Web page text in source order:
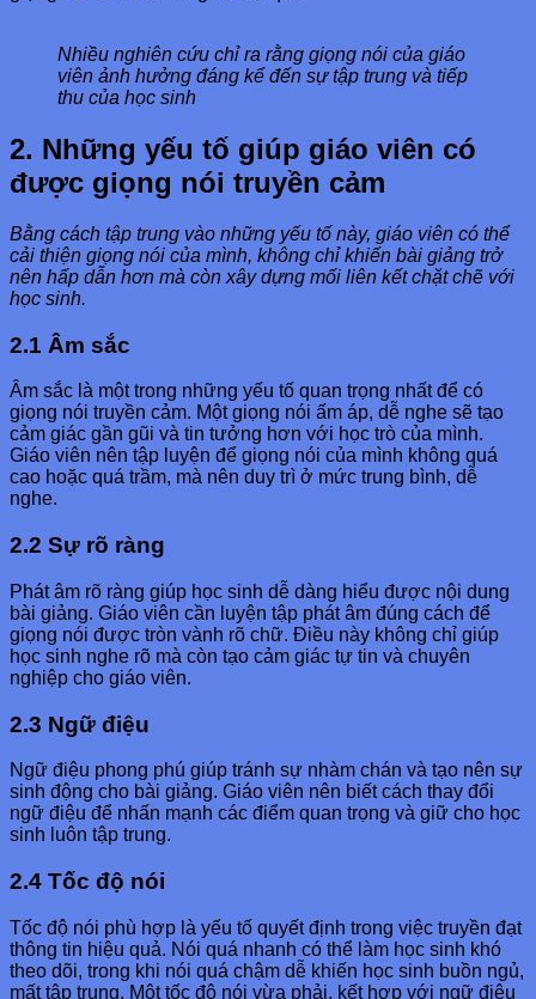
Nhiều nghiên cứu chỉ ra rằng giọng nói của giáo
viên ảnh hưởng đáng kể đến sự tập trung và tiếp
thu của học sinh
2. Những yếu tố giúp giáo viên có
được giọng nói truyền cảm
Bằng cách tập trung vào những yếu tố này, giáo viên có thể
cải thiện giọng nói của mình, không chỉ khiến bài giảng trở
nên hấp dẫn hơn mà còn xây dựng mối liên kết chặt chẽ với
học sinh.
2.1 Âm sắc
Âm sắc là một trong những yếu tố quan trọng nhất để có
giọng nói truyền cảm. Một giọng nói ấm áp, dễ nghe sẽ tạo
cảm giác gần gũi và tin tưởng hơn với học trò của mình.
Giáo viên nên tập luyện để giọng nói của mình không quá
cao hoặc quá trầm, mà nên duy trì ở mức trung bình, dễ
nghe.
2.2 Sự rõ ràng
Phát âm rõ ràng giúp học sinh dễ dàng hiểu được nội dung
bài giảng. Giáo viên cần luyện tập phát âm đúng cách để
giọng nói được tròn vành rõ chữ. Điều này không chỉ giúp
học sinh nghe rõ mà còn tạo cảm giác tự tin và chuyên
nghiệp cho giáo viên.
2.3 Ngữ điệu
Ngữ điệu phong phú giúp tránh sự nhàm chán và tạo nên sự
sinh động cho bài giảng. Giáo viên nên biết cách thay đổi
ngữ điệu để nhấn mạnh các điểm quan trọng và giữ cho học
sinh luôn tập trung.
2.4 Tốc độ nói
Tốc độ nói phù hợp là yếu tố quyết định trong việc truyền đạt
thông tin hiệu quả. Nói quá nhanh có thể làm học sinh khó
theo dõi, trong khi nói quá chậm dễ khiến học sinh buồn ngủ,
mất tập trung. Một tốc độ nói vừa phải, kết hợp với ngữ điệu